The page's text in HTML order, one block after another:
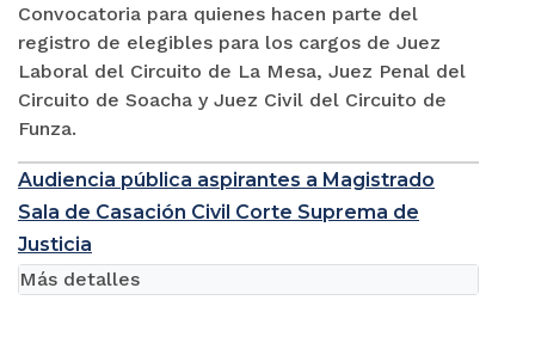
Convocatoria para quienes hacen parte del
registro de elegibles para los cargos de Juez
Laboral del Circuito de La Mesa, Juez Penal del
Circuito de Soacha y Juez Civil del Circuito de
Funza.
Audiencia pública aspirantes a Magistrado
Sala de Casación Civil Corte Suprema de
Justicia
Más detalles